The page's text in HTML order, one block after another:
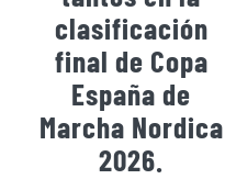
clasificación
final de Copa
España de
Marcha Nordica
2026.